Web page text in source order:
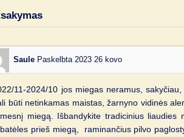
Saule Paskelbta 2023 26 kovo
11-2024/10 jos miegas neramus,
būti netinkamas maistas, žarnyno vidinės
miegą. Išbandykite tradicinius
prieš miegą, raminančius pilvo